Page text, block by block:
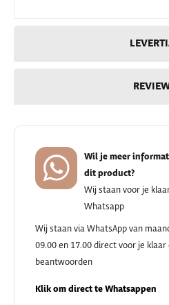
Wil je meer
dit product?
Wij staan voor je
Whatsapp
Wij staan via WhatsApp van
09.00 en 17.00 direct voor je
beantwoorden
Klik om direct te Whatsappen